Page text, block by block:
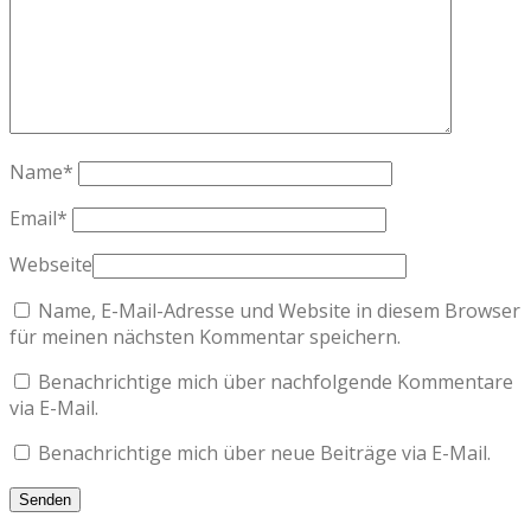
Name*
Email*
Webseite
Name, E-Mail-Adresse und Website in diesem Browser
für meinen nächsten Kommentar speichern.
Benachrichtige mich über nachfolgende Kommentare
via E-Mail.
Benachrichtige mich über neue Beiträge via E-Mail.